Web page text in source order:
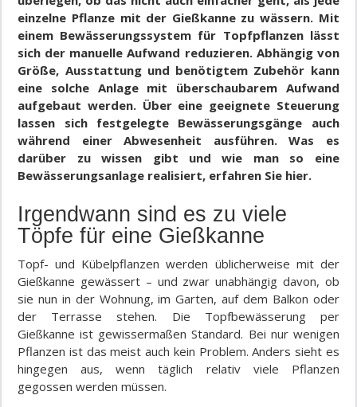
einzelne Pflanze mit der Gießkanne zu wässern. Mit
einem Bewässerungssystem für Topfpflanzen lässt
sich der manuelle Aufwand reduzieren. Abhängig von
Größe, Ausstattung und benötigtem Zubehör kann
eine solche Anlage mit überschaubarem Aufwand
aufgebaut werden. Über eine geeignete Steuerung
lassen sich festgelegte Bewässerungsgänge auch
während einer Abwesenheit ausführen. Was es
darüber zu wissen gibt und wie man so eine
Bewässerungsanlage realisiert, erfahren Sie hier.
Irgendwann sind es zu viele
Töpfe für eine Gießkanne
Topf- und Kübelpflanzen werden üblicherweise mit der
Gießkanne gewässert – und zwar unabhängig davon, ob
sie nun in der Wohnung, im Garten, auf dem Balkon oder
der Terrasse stehen. Die Topfbewässerung per
Gießkanne ist gewissermaßen Standard. Bei nur wenigen
Pflanzen ist das meist auch kein Problem. Anders sieht es
hingegen aus, wenn täglich relativ viele Pflanzen
gegossen werden müssen.